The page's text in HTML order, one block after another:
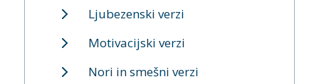
Ljubezenski verzi
Motivacijski verzi
Nori in smešni verzi